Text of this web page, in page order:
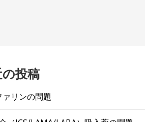
投稿
ァリンの問題